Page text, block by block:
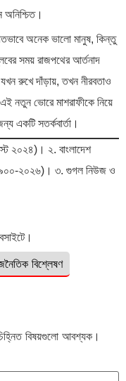
অনিশ্চিত।
অনেক ভালো মানুষ, কিন্তু
সময় রাজপথের আর্তনাদ
রুখে দাঁড়ায়, তখন নীরবতাও
নতুন ভোরে মাশরাফীকে নিয়ে
একটি সতর্কবার্তা।
২০২৪)। ২. বাংলাদেশ
১৯০০-২০২৬)। ৩. গুগল নিউজ ও
বিশ্লেষণ
বিষয়গুলো আবশ্যক।